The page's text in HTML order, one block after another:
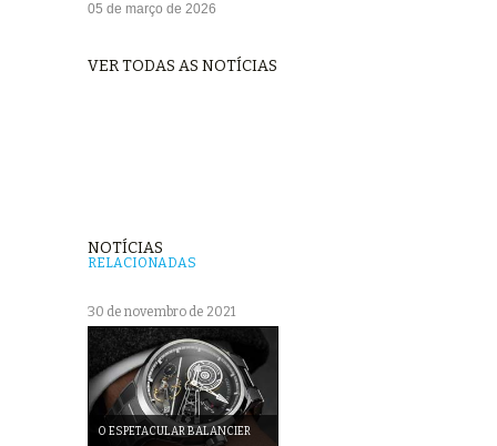
05 de março de 2026
VER TODAS AS NOTÍCIAS
NOTÍCIAS
RELACIONADAS
30 de novembro de 2021
O ESPETACULAR BALANCIER